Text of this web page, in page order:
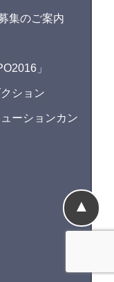
集のご案内
」
ション
ーションカン
▲